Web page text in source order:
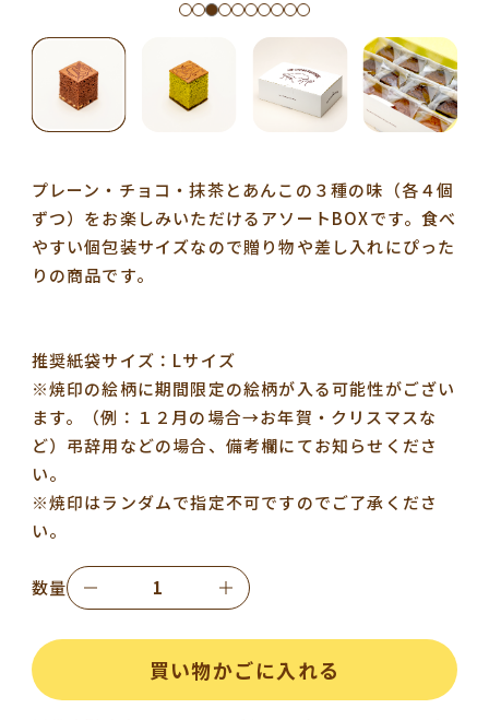
プレーン・チョコ・抹茶とあんこの３種の味（各４個
ずつ）をお楽しみいただけるアソートBOXです。食べ
やすい個包装サイズなので贈り物や差し入れにぴった
りの商品です。
推奨紙袋サイズ：Lサイズ
※焼印の絵柄に期間限定の絵柄が入る可能性がござい
ます。（例：１２月の場合→お年賀・クリスマスな
ど）弔辞用などの場合、備考欄にてお知らせくださ
い。
※焼印はランダムで指定不可ですのでご了承くださ
い。
数量
買い物かごに入れる